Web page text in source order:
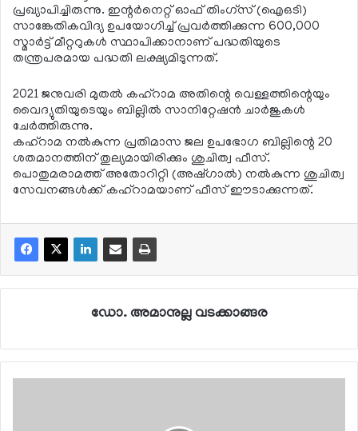
പ്രഖ്യാപിച്ചിരുന്നു. ഇന്റര്‍നെറ്റ് ഓഫ് തിംഗ്സ് (ഐഒടി)
സാങ്കേതികവിദ്യ ഉപയോഗിച്ച് പ്രവര്‍ത്തിക്കുന്ന 600,000
സ്മാര്‍ട്ട് മീറ്ററുകള്‍ സ്ഥാപിക്കാനാണ് പദ്ധതിയുടെ
തന്ത്രപരമായ പദ്ധതി ലക്ഷ്യമിടുന്നത്.
2021 ജനുവരി മുതല്‍ കഹ്റാമ അതിന്റെ വെള്ളത്തിന്റെയും
വൈദ്യുതിയുടെയും ബില്ലില്‍ സാനിറ്റേഷന്‍ ചാര്‍ജുകള്‍
ചേര്‍ത്തിരുന്നു.
കഹ്റാമ നല്‍കുന്ന പ്രതിമാസ ജല ഉപഭോഗ ബില്ലിന്റെ 20
ശതമാനത്തിന് തുല്യമായിരിക്കും ശുചിത്വ ഫീസ്.
പൊതുമരാമത്ത് അതോറിറ്റി (അഷ്ഗാല്‍) നല്‍കുന്ന ശുചിത്വ
സേവനങ്ങള്‍ക്ക് കഹ്റാമയാണ് ഫീസ് ഈടാക്കുന്നത്.
ഡോ. അമാനുല്ല വടക്കാങ്ങര